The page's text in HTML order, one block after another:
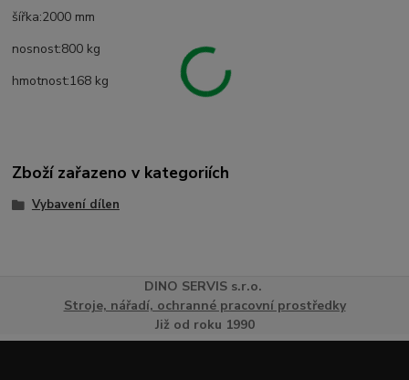
šířka:2000 mm
nosnost:800 kg
hmotnost:168 kg
Zboží zařazeno v kategoriích
Vybavení dílen
DINO SERVISs.r.o.
Stroje, nářadí, ochranné pracovní prostředky
Již od roku 1990